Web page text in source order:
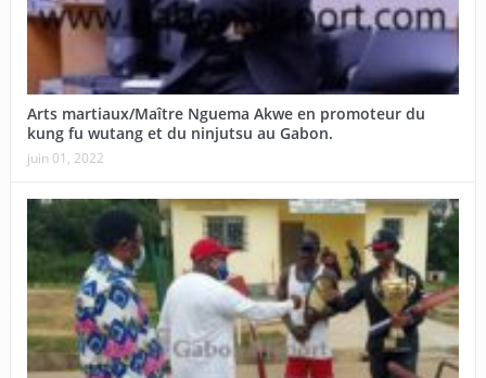
Arts martiaux/Maître Nguema Akwe en promoteur du
kung fu wutang et du ninjutsu au Gabon.
juin 01, 2022